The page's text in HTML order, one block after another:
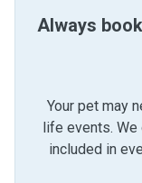
Always
Your pet may
life events.
included in